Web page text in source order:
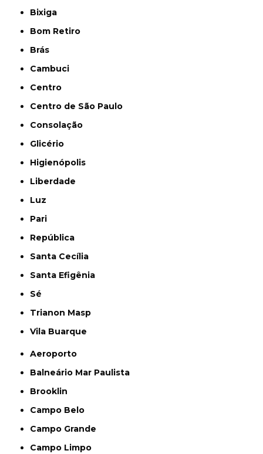
Bixiga
Bom Retiro
Brás
Cambuci
Centro
Centro de São Paulo
Consolação
Glicério
Higienópolis
Liberdade
Luz
Pari
República
Santa Cecília
Santa Efigênia
Sé
Trianon Masp
Vila Buarque
Aeroporto
Balneário Mar Paulista
Brooklin
Campo Belo
Campo Grande
Campo Limpo